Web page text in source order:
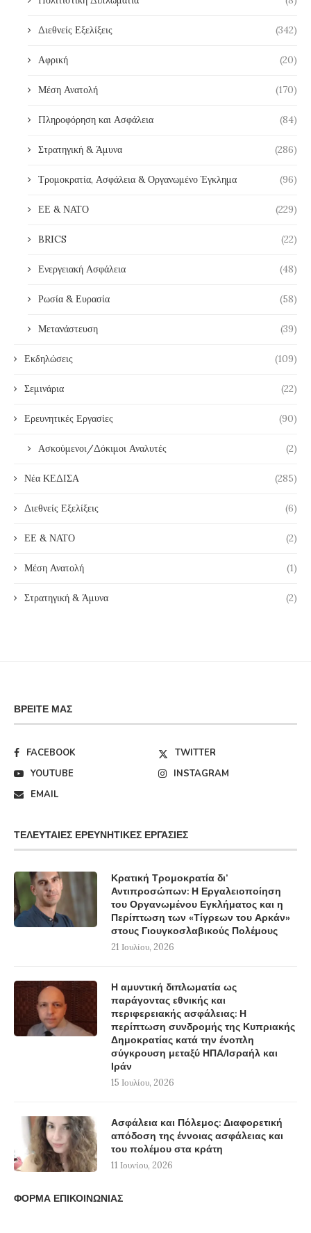
Διεθνείς Εξελίξεις (342)
Αφρική (20)
Μέση Ανατολή (170)
Πληροφόρηση και Ασφάλεια (84)
Στρατηγική & Άμυνα (286)
Τρομοκρατία, Ασφάλεια & Οργανωμένο Έγκλημα (96)
ΕΕ & ΝΑΤΟ (229)
BRICS (22)
Ενεργειακή Ασφάλεια (48)
Ρωσία & Ευρασία (58)
Μετανάστευση (39)
Εκδηλώσεις (109)
Σεμινάρια (22)
Ερευνητικές Εργασίες (90)
Ασκούμενοι/Δόκιμοι Αναλυτές (2)
Νέα ΚΕΔΙΣΑ (285)
Διεθνείς Εξελίξεις (6)
ΕΕ & ΝΑΤΟ (2)
Μέση Ανατολή (1)
Στρατηγική & Άμυνα (2)
ΒΡΕΊΤΕ ΜΑΣ
FACEBOOK
TWITTER
YOUTUBE
INSTAGRAM
EMAIL
ΤΕΛΕΥΤΑΊΕΣ ΕΡΕΥΝΗΤΙΚΈΣ ΕΡΓΑΣΊΕΣ
Κρατική Τρομοκρατία δι’
Αντιπροσώπων: Η Εργαλειοποίηση
του Οργανωμένου Εγκλήματος και η
Περίπτωση των «Τίγρεων του Αρκάν»
στους Γιουγκοσλαβικούς Πολέμους
21 Ιουλίου, 2026
Η αμυντική διπλωματία ως
παράγοντας εθνικής και
περιφερειακής ασφάλειας: Η
περίπτωση συνδρομής της Κυπριακής
Δημοκρατίας κατά την ένοπλη
σύγκρουση μεταξύ ΗΠΑ/Ισραήλ και
Ιράν
15 Ιουλίου, 2026
Ασφάλεια και Πόλεμος: Διαφορετική
απόδοση της έννοιας ασφάλειας και
του πολέμου στα κράτη
11 Ιουνίου, 2026
ΦΟΡΜΑ ΕΠΙΚΟΙΝΩΝΙΑΣ